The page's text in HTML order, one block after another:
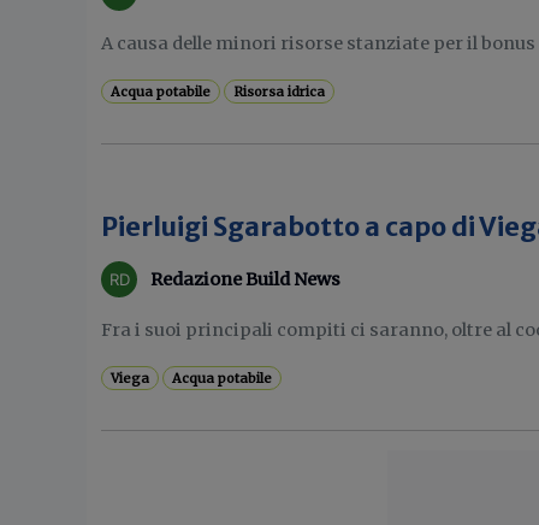
A causa delle minori risorse stanziate per il
Acqua potabile Risorsa idrica
Pierluigi Sgarabotto a capo di
Redazione Build News
Fra i suoi principali compiti ci saranno, oltre al
Viega Acqua potabile